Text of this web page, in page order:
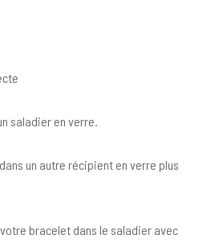
saladier en verre.
un autre récipient en verre plus
bracelet dans le saladier avec